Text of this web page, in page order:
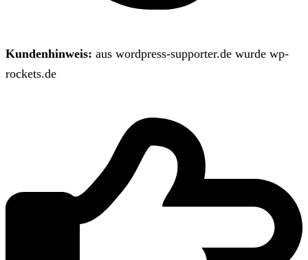
Kundenhinweis: aus wordpress-supporter.de wurde wp-
rockets.de